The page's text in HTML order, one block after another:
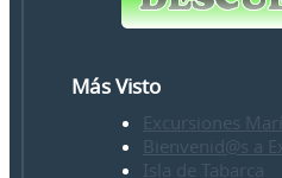
Más Visto
Excursiones
Bienvenid@s a
Isla de Tabarca